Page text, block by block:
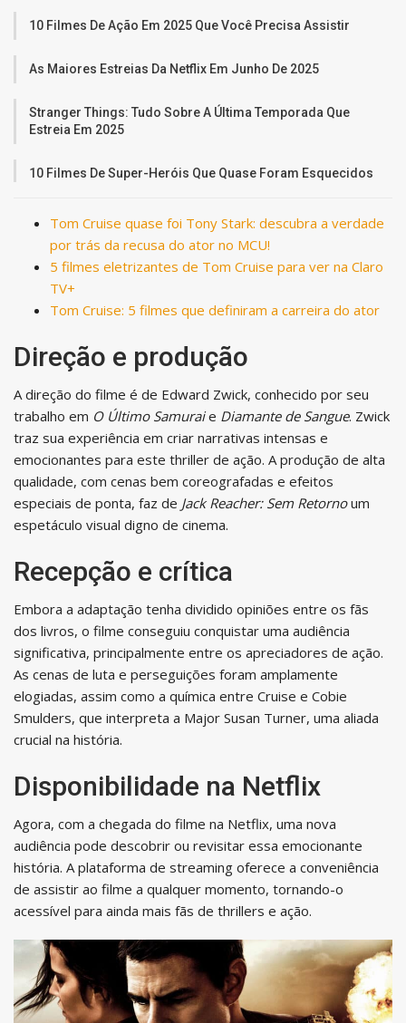
10 Filmes De Ação Em 2025 Que Você Precisa Assistir
As Maiores Estreias Da Netflix Em Junho De 2025
Stranger Things: Tudo Sobre A Última Temporada Que
Estreia Em 2025
10 Filmes De Super-Heróis Que Quase Foram Esquecidos
Tom Cruise quase foi Tony Stark: descubra a verdade
por trás da recusa do ator no MCU!
5 filmes eletrizantes de Tom Cruise para ver na Claro
TV+
Tom Cruise: 5 filmes que definiram a carreira do ator
Direção e produção
A direção do filme é de Edward Zwick, conhecido por seu
trabalho em O Último Samuraie Diamante de Sangue. Zwick
traz sua experiência em criar narrativas intensas e
emocionantes para este thriller de ação. A produção de alta
qualidade, com cenas bem coreografadas e efeitos
especiais de ponta, faz de Jack Reacher: Sem Retornoum
espetáculo visual digno de cinema.
Recepção e crítica
Embora a adaptação tenha dividido opiniões entre os fãs
dos livros, o filme conseguiu conquistar uma audiência
significativa, principalmente entre os apreciadores de ação.
As cenas de luta e perseguições foram amplamente
elogiadas, assim como a química entre Cruise e Cobie
Smulders, que interpreta a Major Susan Turner, uma aliada
crucial na história.
Disponibilidade na Netflix
Agora, com a chegada do filme na Netflix, uma nova
audiência pode descobrir ou revisitar essa emocionante
história. A plataforma de streaming oferece a conveniência
de assistir ao filme a qualquer momento, tornando-o
acessível para ainda mais fãs de thrillers e ação.